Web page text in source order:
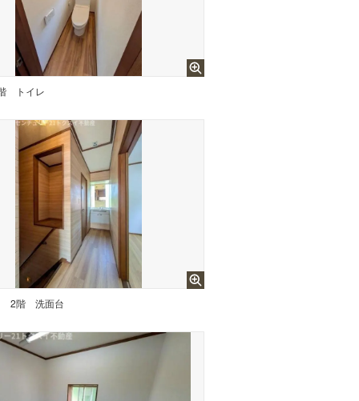
トイレ
2階 洗面台